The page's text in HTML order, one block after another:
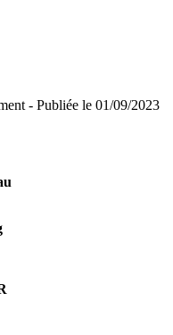
- Publiée le 01/09/2023